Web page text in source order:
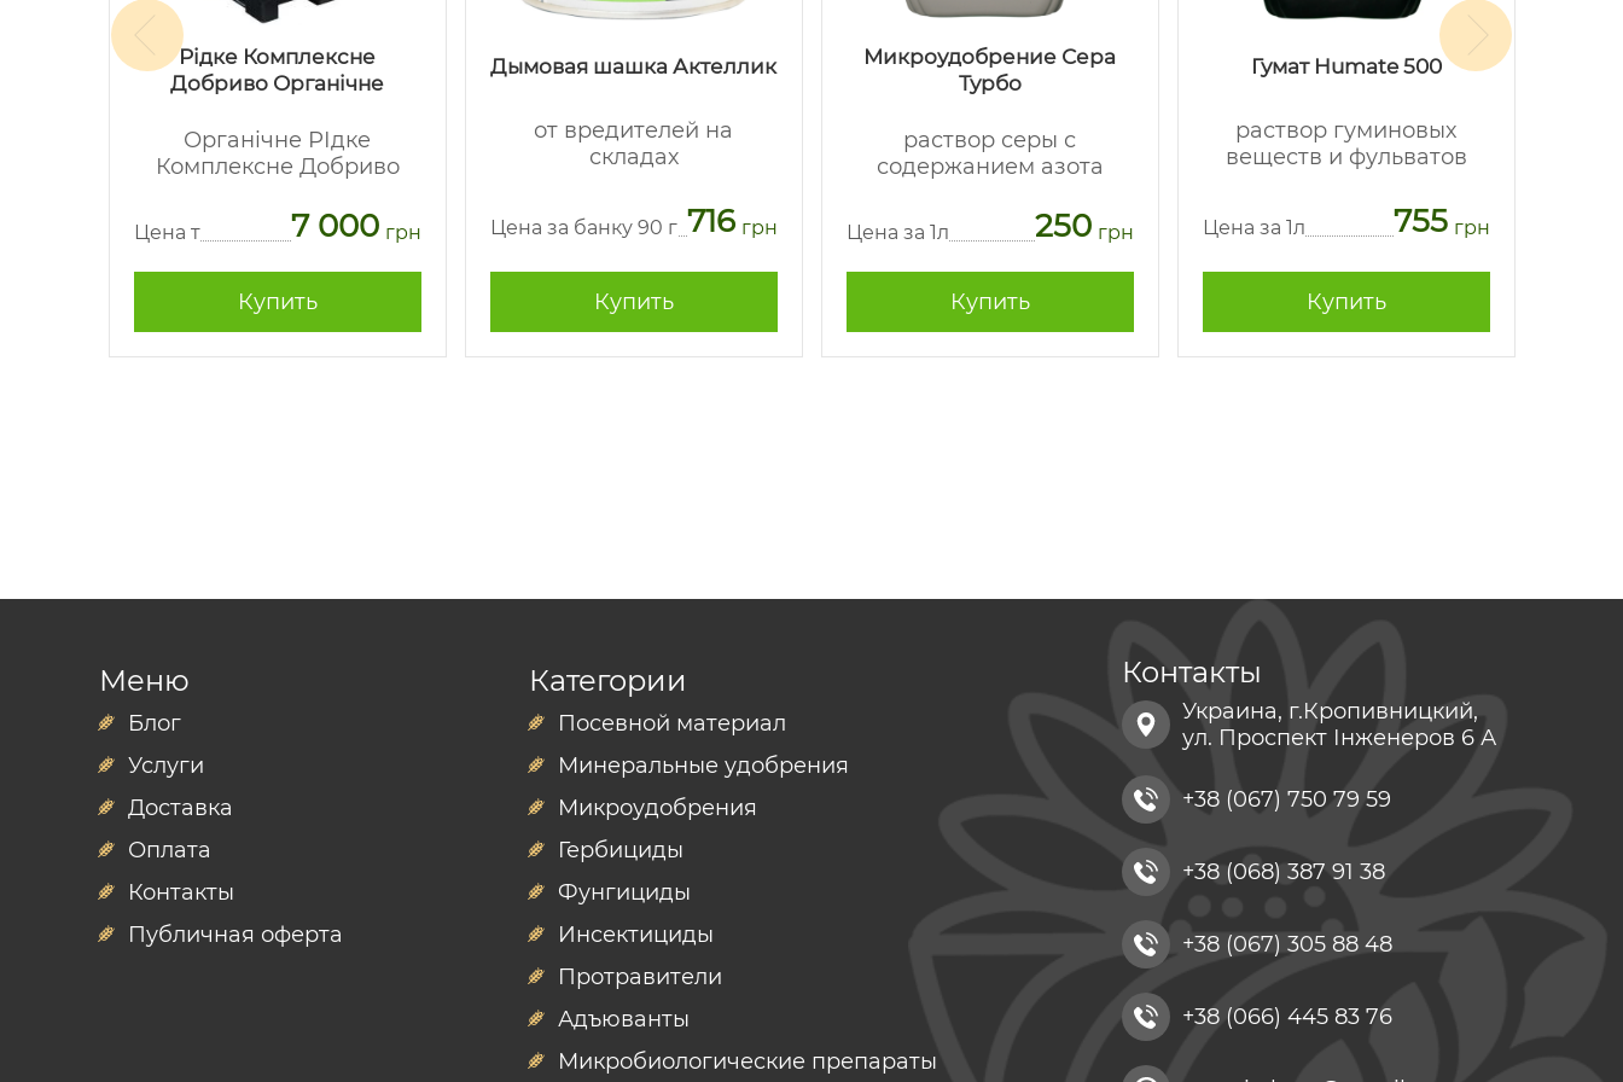
Рідке Комплексне
Добриво Органічне
Органічне РІдке
Комплексне Добриво
Цена т 7 000 грн
Купить
Дымовая шашка Актеллик
от вредителей на
складах
Цена за банку 90 г 716 грн
Купить
Микроудобрение Сера
Турбо
раствор серы с
содержанием азота
Цена за 1л 250 грн
Купить
Гумат Humate 500
раствор гуминовых
веществ и фульватов
Цена за 1л 755 грн
Купить
Меню
Блог
Услуги
Доставка
Оплата
Контакты
Публичная оферта
Категории
Посевной материал
Минеральные удобрения
Микроудобрения
Гербициды
Фунгициды
Инсектициды
Протравители
Адъюванты
Микробиологические препараты
Контакты
Украина, г.Кропивницкий,
ул. Проспект Інженеров 6 А
+38 (067) 750 79 59
+38 (068) 387 91 38
+38 (067) 305 88 48
+38 (066) 445 83 76